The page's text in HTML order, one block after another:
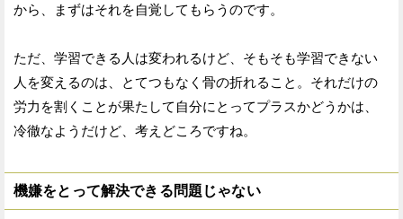
から、まずはそれを自覚してもらうのです。
ただ、学習できる人は変われるけど、そもそも学習できない
人を変えるのは、とてつもなく骨の折れること。それだけの
労力を割くことが果たして自分にとってプラスかどうかは、
冷徹なようだけど、考えどころですね。
機嫌をとって解決できる問題じゃない